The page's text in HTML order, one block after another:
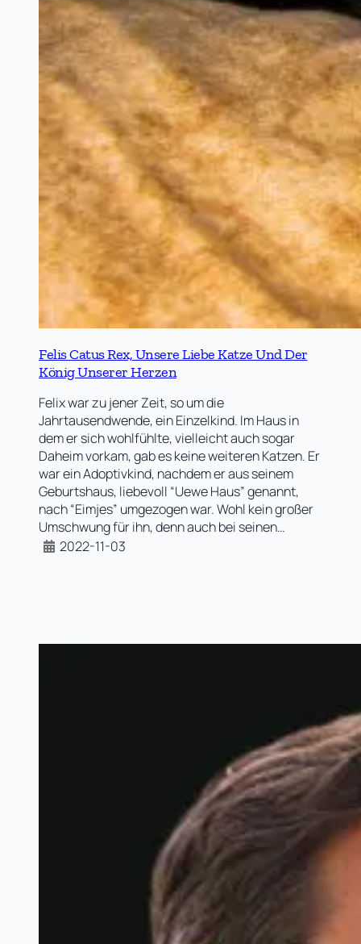
Felis Catus Rex, Unsere Liebe Katze Und Der
König Unserer Herzen
Felix war zu jener Zeit, so um die
Jahrtausendwende, ein Einzelkind. Im Haus in
dem er sich wohlfühlte, vielleicht auch sogar
Daheim vorkam, gab es keine weiteren Katzen. Er
war ein Adoptivkind, nachdem er aus seinem
Geburtshaus, liebevoll “Uewe Haus” genannt,
nach “Eimjes” umgezogen war. Wohl kein großer
Umschwung für ihn, denn auch bei seinen…
2022-11-03